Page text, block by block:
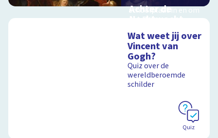
schoolplaat in en om
het Rijksmuseum
Achter de
Nachtwacht
schoolplaat over de
geheimen van dit
grote schilderij van
Rembrandt
Schoolplaat
Wat weet jij over
Vincent van
Gogh?
Quiz over de
wereldberoemde
schilder
Quiz